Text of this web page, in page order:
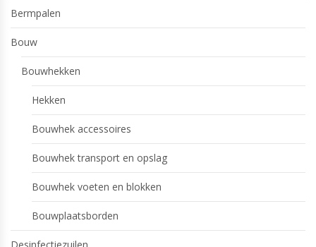
Bermpalen
Bouw
Bouwhekken
Hekken
Bouwhek accessoires
Bouwhek transport en opslag
Bouwhek voeten en blokken
Bouwplaatsborden